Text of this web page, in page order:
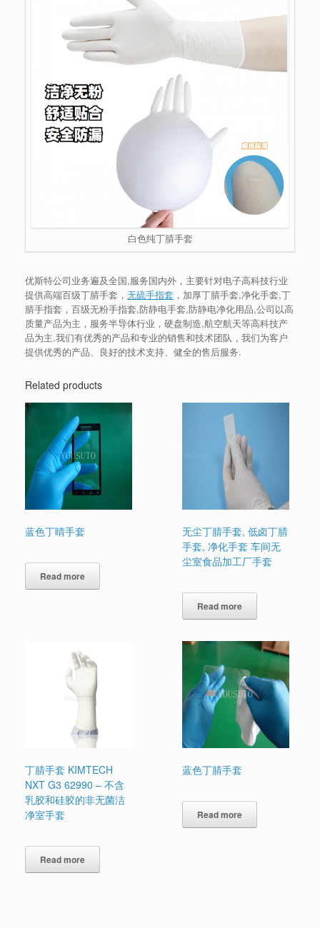
白色纯丁腈手套
优斯特公司业务遍及全国,服务国内外，主要针对电子高科技行业
提供高端百级丁腈手套， 无硫手指套 ，加厚丁腈手套,净化手套,丁
腈手指套，百级无粉手指套,防静电手套,防静电净化用品,公司以高
质量产品为主，服务半导体行业，硬盘制造,航空航天等高科技产
品为主.我们有优秀的产品和专业的销售和技术团队，我们为客户
提供优秀的产品、良好的技术支持、健全的售后服务.
Related products
蓝色丁晴手套
Read more
无尘丁腈手套, 低卤丁腈
手套, 净化手套 车间无
尘室食品加工厂手套
Read more
丁腈手套 KIMTECH
NXT G3 62990 – 不含
乳胶和硅胶的非无菌洁
净室手套
Read more
蓝色丁腈手套
Read more